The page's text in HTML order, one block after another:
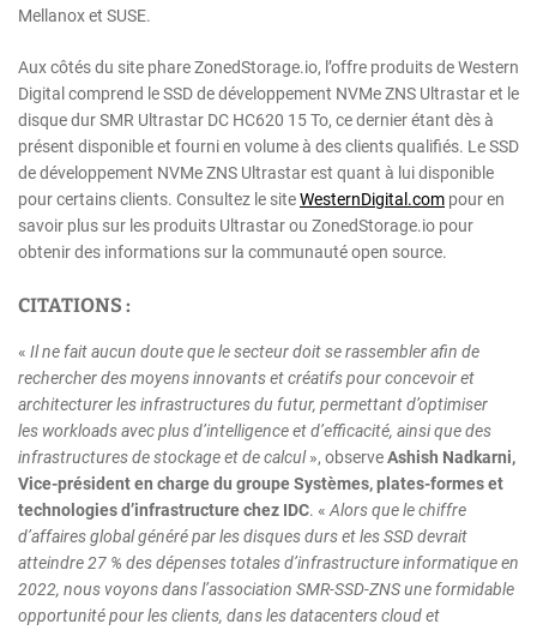
Mellanox et SUSE.
Aux côtés du site phare ZonedStorage.io, l’offre produits de Western
Digital comprend le SSD de développement NVMe ZNS Ultrastar et le
disque dur SMR Ultrastar DC HC620 15 To, ce dernier étant dès à
présent disponible et fourni en volume à des clients qualifiés. Le SSD
de développement NVMe ZNS Ultrastar est quant à lui disponible
pour certains clients. Consultez le siteWesternDigital.com pour en
savoir plus sur les produits Ultrastar ou ZonedStorage.io pour
obtenir des informations sur la communauté open source.
CITATIONS :
« Il ne fait aucun doute que le secteur doit se rassembler afin de
rechercher des moyens innovants et créatifs pour concevoir et
architecturer les infrastructures du futur, permettant d’optimiser
les workloads avec plus d’intelligence et d’efficacité, ainsi que des
infrastructures de stockage et de calcul», observeAshish Nadkarni,
Vice-président en charge du groupe Systèmes, plates-formes et
technologies d’infrastructure chez IDC. « Alors que le chiffre
d’affaires global généré par les disques durs et les SSD devrait
atteindre 27 % des dépenses totales d’infrastructure informatique en
2022, nous voyons dans l’association SMR-SSD-ZNS une formidable
opportunité pour les clients, dans les datacenters cloud et